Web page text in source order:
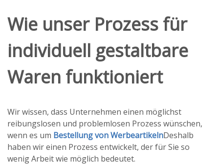
Wie unser Prozess für
individuell gestaltbare
Waren funktioniert
Wir wissen, dass Unternehmen einen möglichst
reibungslosen und problemlosen Prozess wünschen,
wenn es um Bestellung von WerbeartikelnDeshalb
haben wir einen Prozess entwickelt, der für Sie so
wenig Arbeit wie möglich bedeutet.